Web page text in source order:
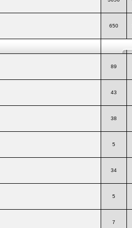
650
89
43
38
5
34
5
7